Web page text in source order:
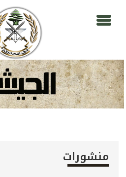
منشورات